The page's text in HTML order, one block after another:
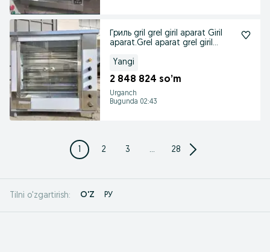
Гриль gril grel giril aparat Giril
aparat.Grel aparat grel giril
Yangi
2 848 824 so’m
Urganch
Bugunda 02:43
1 2 3 ... 28
Tilni o'zgartirish: O'Z РУ